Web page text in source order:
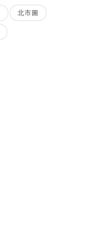
北市圖